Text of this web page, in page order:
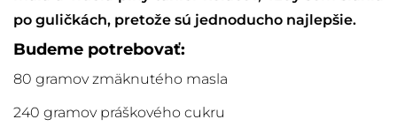
po guličkách, pretože sú jednoducho najlepšie.
Budeme potrebovať:
80 gramov zmäknutého masla
240 gramov práškového cukru